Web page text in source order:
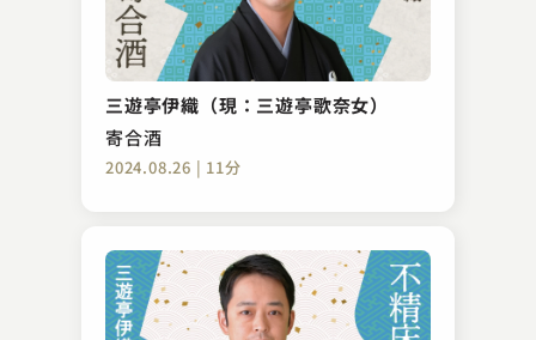
三遊亭伊織（現：三遊亭歌奈女）
寄合酒
2024.08.26 | 11分
春風亭 三朝
寄合酒
2023.02.24 | 10分